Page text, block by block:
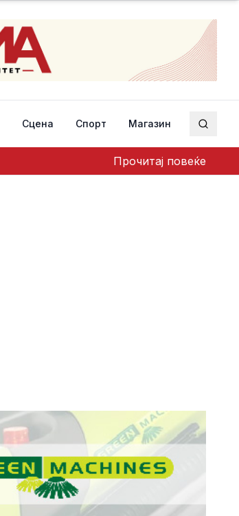
Сцена Спорт Магазин
Прочитај повеќе